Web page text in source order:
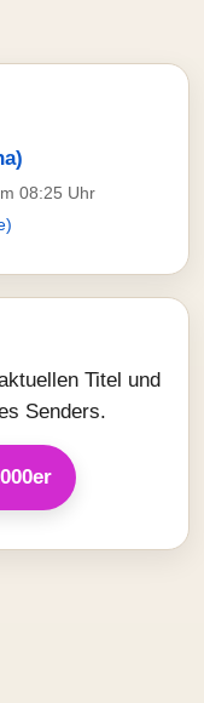
08:25 Uhr
Titel und
Senders.